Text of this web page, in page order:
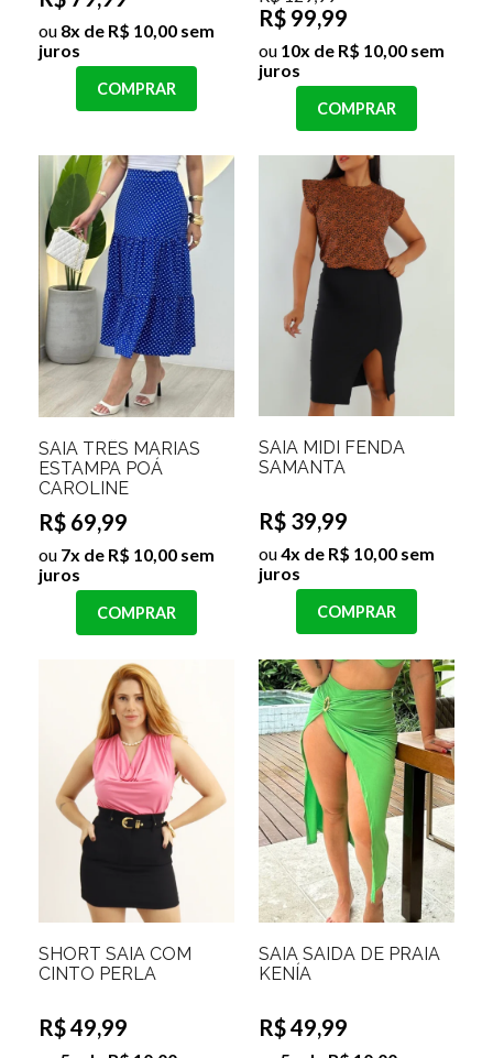
ou 8x de R$ 10,00 sem
juros
COMPRAR
R$ 99,99
ou 10x de R$ 10,00 sem
juros
COMPRAR
SAIA TRÊS MARIAS
ESTAMPA POÁ
CAROLINE
R$ 69,99
ou 7x de R$ 10,00 sem
juros
COMPRAR
SAIA MIDI FENDA
SAMANTA
R$ 39,99
ou4x de R$ 10,00 sem
juros
COMPRAR
SHORT SAIA COM
CINTO PERLA
R$ 49,99
SAIA SAIDA DE PRAIA
KENÍA
R$ 49,99